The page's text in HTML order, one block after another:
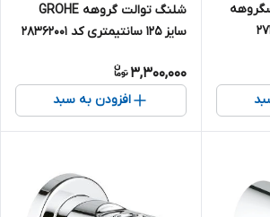
شلنگ توالت گروهه GROHE
سایز 125 سانتیمتری کد 28362001
3,300,000
افزودن به سبد